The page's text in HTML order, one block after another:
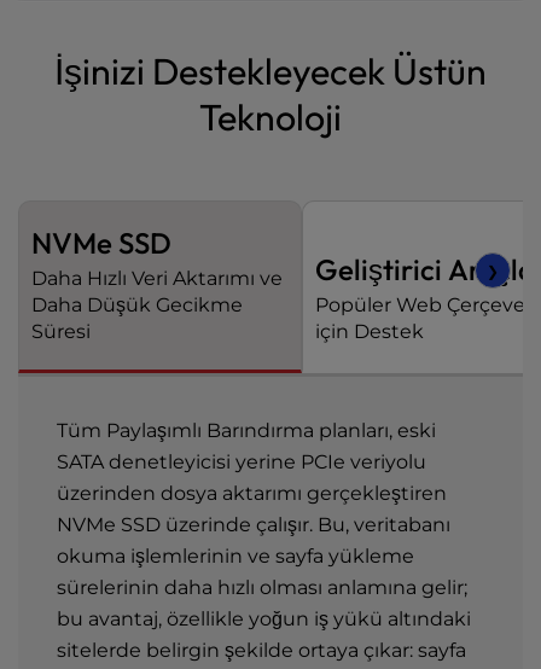
İşinizi Destekleyecek Üstün
Teknoloji
NVMe SSD
Daha Hızlı Veri Aktarımı ve
Daha Düşük Gecikme
Süresi
Geliştirici
Popüler Web
için Destek
❯
Tüm Paylaşımlı Barındırma planları, eski
SATA denetleyicisi yerine PCIe veriyolu
üzerinden dosya aktarımı gerçekleştiren
NVMe SSD üzerinde çalışır. Bu, veritabanı
okuma işlemlerinin ve sayfa yükleme
sürelerinin daha hızlı olması anlamına gelir;
bu avantaj, özellikle yoğun iş yükü altındaki
sitelerde belirgin şekilde ortaya çıkar: sayfa